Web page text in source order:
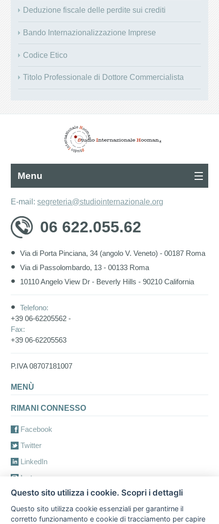
Deduzione fiscale delle perdite sui crediti
Bando Internazionalizzazione Imprese
Codice Etico
Titolo Professionale di Dottore Commercialista
Menu
E-mail: segreteria@studiointernazionale.org
06 622.055.62
Via di Porta Pinciana, 34 (angolo V. Veneto) - 00187 Roma
Via di Passolombardo, 13 - 00133 Roma
10110 Angelo View Dr - Beverly Hills - 90210 California
Telefono:
+39 06-62205562 -
Fax:
+39 06-62205563
P.IVA 08707181007
MENÙ
RIMANI CONNESSO
Facebook
Twitter
LinkedIn
Instagram
Youtube
Accedi all'area riservata
Questo sito utilizza i cookie. Scopri i dettagli
Questo sito utilizza cookie essenziali per garantirne il
corretto funzionamento e cookie di tracciamento per capire